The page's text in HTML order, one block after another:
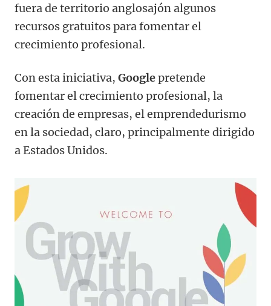
fuera de territorio anglosajón algunos
recursos gratuitos para fomentar el
crecimiento profesional.
Con esta iniciativa, Googlepretende
fomentar el crecimiento profesional, la
creación de empresas, el emprendedurismo
en la sociedad, claro, principalmente dirigido
a Estados Unidos.